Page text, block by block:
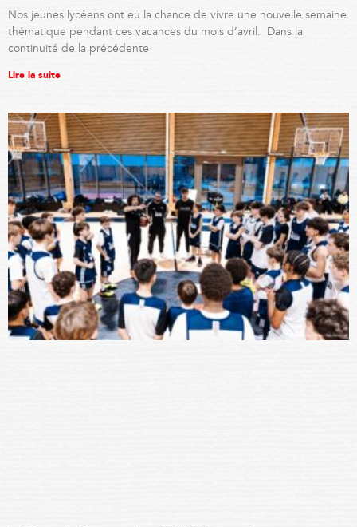
Nos jeunes lycéens ont eu la chance de vivre une nouvelle semaine
thématique pendant ces vacances du mois d’avril. Dans la
continuité de la précédente
Lire la suite